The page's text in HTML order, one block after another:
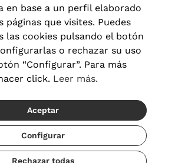
de privacidad|Términos y condiciones|
Configuración de cookies
© 2026 Visionlab España
en base a un perfil elaborado
páginas que visites. Puedes
las cookies pulsando el botón
o rechazar su uso
“Configurar”. Para más
click. Leer más.
Aceptar
Configurar
Rechazar todas